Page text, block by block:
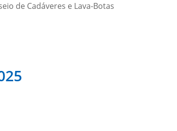
de Cadáveres e Lava-Botas